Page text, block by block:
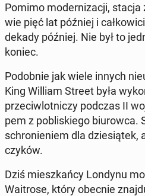
Pomimo mo­der­ni­za­cji,
wie pięć lat później i
dekady później. Nie był to
koniec.
Po­dob­nie jak wiele innych
King William Street była
prze­ciw­lot­ni­czy podczas II
pem z po­bli­skie­go biu­row­ca.
schro­nie­niem dla dzie­sią­tek,
czy­ków.
Dziś miesz­kań­cy Londynu
Wa­itro­se, który obecnie